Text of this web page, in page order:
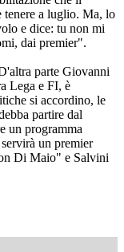
a luglio. Ma, lo
e dice: tu non mi
dai premier".
parte Giovanni
Lega e FI, è
si accordino, le
partire dal
un programma
un premier
Di Maio" e Salvini